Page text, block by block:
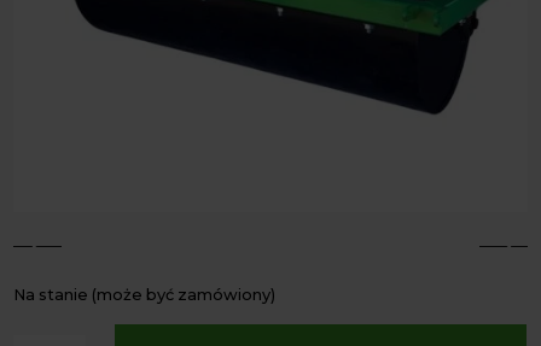
4 5
Na stanie (może być zamówiony)